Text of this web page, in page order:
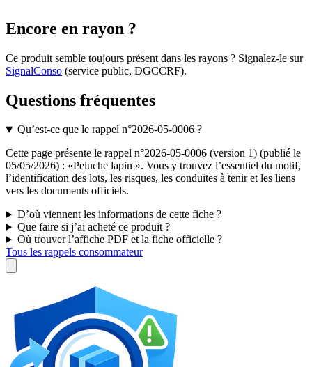
Encore en rayon ?
Ce produit semble toujours présent dans les rayons ? Signalez-le sur
SignalConso (service public, DGCCRF).
Questions fréquentes
Qu’est-ce que le rappel n°2026-05-0006 ?
Cette page présente le rappel n°2026-05-0006 (version 1) (publié le
05/05/2026) : «Peluche lapin ». Vous y trouvez l’essentiel du motif,
l’identification des lots, les risques, les conduites à tenir et les liens
vers les documents officiels.
D’où viennent les informations de cette fiche ?
Que faire si j’ai acheté ce produit ?
Où trouver l’affiche PDF et la fiche officielle ?
Tous les rappels consommateur